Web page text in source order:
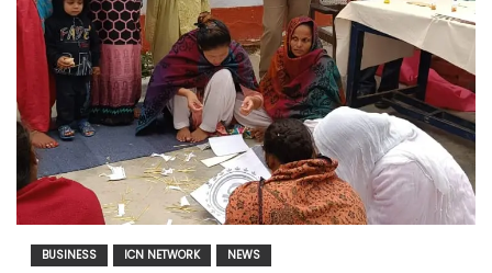
BUSINESS ICN NETWORK NEWS